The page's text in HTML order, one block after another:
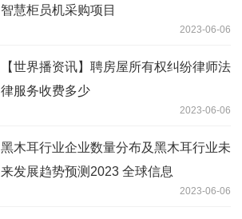
智慧柜员机采购项目
2023-06-06
【世界播资讯】聘房屋所有权纠纷律师法
律服务收费多少
2023-06-06
黑木耳行业企业数量分布及黑木耳行业未
来发展趋势预测2023 全球信息
2023-06-06